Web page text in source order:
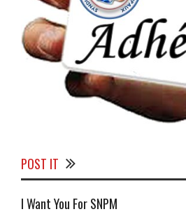
POST IT
I Want You For SNPM